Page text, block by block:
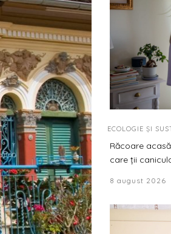
ECOLOGIE ȘI
Răcoare
care ții
8 august 2026